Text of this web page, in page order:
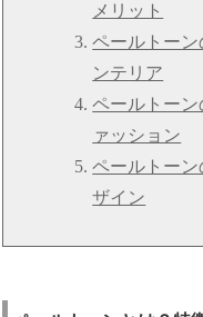
メリット
ペールトーン
ンテリア
ペールトーン
ァッション
ペールトー
ザイン